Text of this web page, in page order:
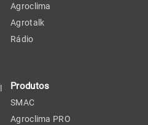
Agroclima
Agrotalk
Rádio
Produtos
SMAC
Agroclima PRO